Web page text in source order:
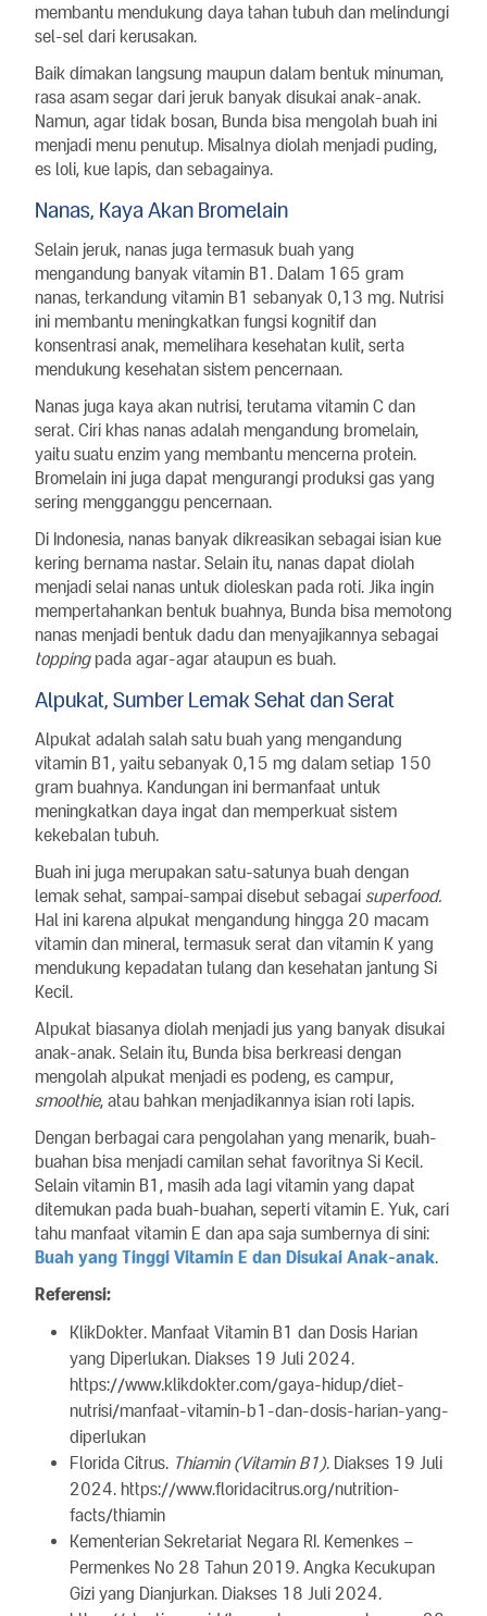
membantu mendukung daya tahan tubuh dan melindungi
sel-sel dari kerusakan.
Baik dimakan langsung maupun dalam bentuk minuman,
rasa asam segar dari jeruk banyak disukai anak-anak.
Namun, agar tidak bosan, Bunda bisa mengolah buah ini
menjadi menu penutup. Misalnya diolah menjadi puding,
es loli, kue lapis, dan sebagainya.
Nanas, Kaya Akan Bromelain
Selain jeruk, nanas juga termasuk buah yang
mengandung banyak vitamin B1. Dalam 165 gram
nanas, terkandung vitamin B1 sebanyak 0,13 mg. Nutrisi
ini membantu meningkatkan fungsi kognitif dan
konsentrasi anak, memelihara kesehatan kulit, serta
mendukung kesehatan sistem pencernaan.
Nanas juga kaya akan nutrisi, terutama vitamin C dan
serat. Ciri khas nanas adalah mengandung bromelain,
yaitu suatu enzim yang membantu mencerna protein.
Bromelain ini juga dapat mengurangi produksi gas yang
sering mengganggu pencernaan.
Di Indonesia, nanas banyak dikreasikan sebagai isian kue
kering bernama nastar. Selain itu, nanas dapat diolah
menjadi selai nanas untuk dioleskan pada roti. Jika ingin
mempertahankan bentuk buahnya, Bunda bisa memotong
nanas menjadi bentuk dadu dan menyajikannya sebagai
toppingpada agar-agar ataupun es buah.
Alpukat, Sumber Lemak Sehat dan Serat
Alpukat adalah salah satu buah yang mengandung
vitamin B1, yaitu sebanyak 0,15 mg dalam setiap 150
gram buahnya. Kandungan ini bermanfaat untuk
meningkatkan daya ingat dan memperkuat sistem
kekebalan tubuh.
Buah ini juga merupakan satu-satunya buah dengan
lemak sehat, sampai-sampai disebut sebagai superfood.
Hal ini karena alpukat mengandung hingga 20 macam
vitamin dan mineral, termasuk serat dan vitamin K yang
mendukung kepadatan tulang dan kesehatan jantung Si
Kecil.
Alpukat biasanya diolah menjadi jus yang banyak disukai
anak-anak. Selain itu, Bunda bisa berkreasi dengan
mengolah alpukat menjadi es podeng, es campur,
smoothie, atau bahkan menjadikannya isian roti lapis.
Dengan berbagai cara pengolahan yang menarik, buah-
buahan bisa menjadi camilan sehat favoritnya Si Kecil.
Selain vitamin B1, masih ada lagi vitamin yang dapat
ditemukan pada buah-buahan, seperti vitamin E. Yuk, cari
tahu manfaat vitamin E dan apa saja sumbernya di sini:
Buah yang Tinggi Vitamin E dan Disukai Anak-anak.
Referensi:
KlikDokter. Manfaat Vitamin B1 dan Dosis Harian
yang Diperlukan. Diakses 19 Juli 2024.
https://www.klikdokter.com/gaya-hidup/diet-
nutrisi/manfaat-vitamin-b1-dan-dosis-harian-yang-
diperlukan
Florida Citrus. Thiamin (Vitamin B1). Diakses 19 Juli
2024. https://www.floridacitrus.org/nutrition-
facts/thiamin
Kementerian Sekretariat Negara RI. Kemenkes –
Permenkes No 28 Tahun 2019. Angka Kecukupan
Gizi yang Dianjurkan. Diakses 18 Juli 2024.